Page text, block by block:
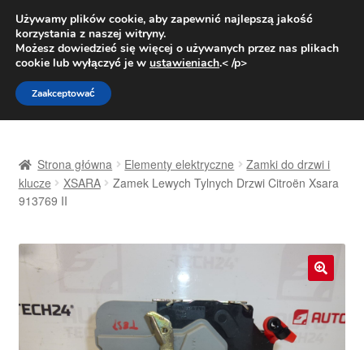
DOSTAWA od 31 zł
Pn.-pt. 9:00-16:00800 003 167
Przejdź
do
nawigacji
Przejdź
do
treści
Dostawa
Kontakt
Moje konto
Strona główna Elementy elektryczne
Zamki do drzwi i
klucze
XSARA
Zamek Lewych Tylnych Drzwi Citroën Xsara
913769 II
Używamy plików cookie, aby zapewnić najlepszą jakość
korzystania z naszej witryny.
Możesz dowiedzieć się więcej o używanych przez nas plikach
cookie lub wyłączyć je w ustawieniach.< /p>
Zaakceptować